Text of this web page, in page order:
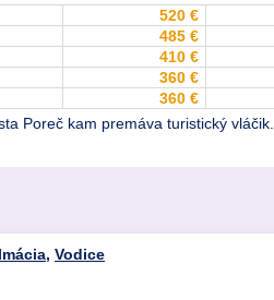
520 €
485 €
410 €
360 €
360 €
Poreč kam premáva turistický vláčik.
, Vodice